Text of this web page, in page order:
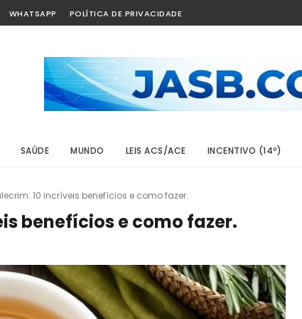
WHATSAPP POLÍTICA DE PRIVACIDADE
SAÚDE MUNDO LEIS ACS/ACE INCENTIVO (14º)
10 incríveis benefícios e como fazer.
benefícios e como fazer.
Office'